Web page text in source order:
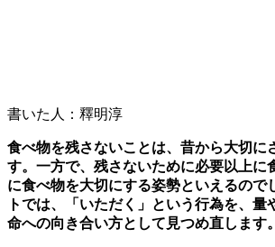
書いた人：釋明淳
食べ物を残さないことは、昔から大切に
す。一方で、残さないために必要以上に
に食べ物を大切にする姿勢といえるので
トでは、「いただく」という行為を、量
命への向き合い方として見つめ直します。